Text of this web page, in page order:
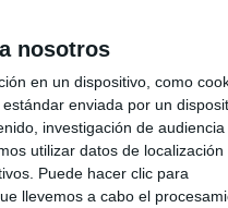
nosotros
en un dispositivo, como
enviada por un
investigación de audiencia
utilizar datos de localización
Puede hacer clic para
llevemos a cabo el
tu contraseña?